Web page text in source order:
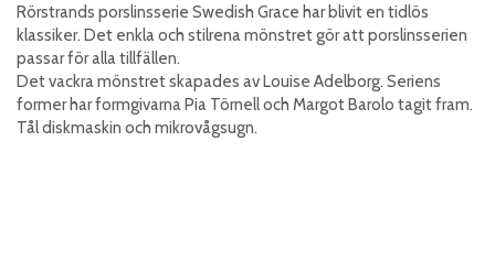
Rörstrands porslinsserie Swedish Grace har blivit en tidlös
klassiker. Det enkla och stilrena mönstret gör att porslinsserien
passar för alla tillfällen.
Det vackra mönstret skapades av Louise Adelborg. Seriens
former har formgivarna Pia Törnell och Margot Barolo tagit fram.
Tål diskmaskin och mikrovågsugn.